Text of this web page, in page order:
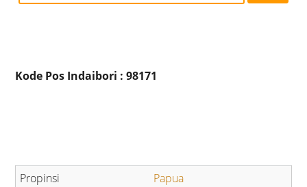
Kode Pos Indaibori : 98171
Papua